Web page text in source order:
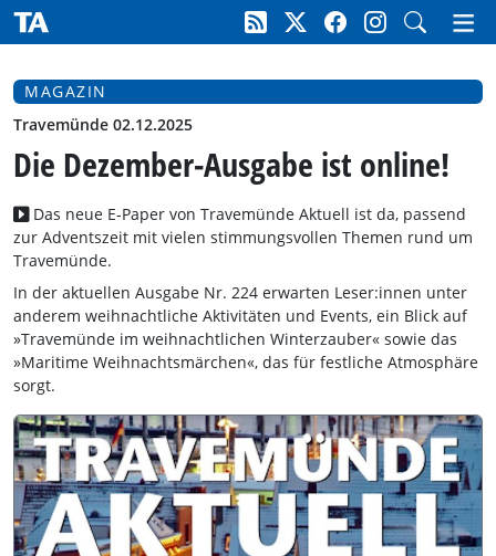
MAGAZIN
Travemünde 02.12.2025
Die Dezember-Ausgabe ist online!
Das neue E-Paper von Travemünde Aktuell ist da, passend
zur Adventszeit mit vielen stimmungsvollen Themen rund um
Travemünde.
In der aktuellen Ausgabe Nr. 224 erwarten Leser:innen unter
anderem weihnachtliche Aktivitäten und Events, ein Blick auf
»Travemünde im weihnachtlichen Winterzauber« sowie das
»Maritime Weihnachtsmärchen«, das für festliche Atmosphäre
sorgt.